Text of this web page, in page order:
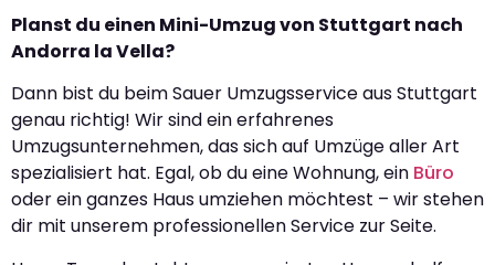
Planst du einen Mini-Umzug von Stuttgart nach
Andorra la Vella?
Dann bist du beim Sauer Umzugsservice aus Stuttgart
genau richtig! Wir sind ein erfahrenes
Umzugsunternehmen, das sich auf Umzüge aller Art
spezialisiert hat. Egal, ob du eine Wohnung, ein Büro
oder ein ganzes Haus umziehen möchtest – wir stehen
dir mit unserem professionellen Service zur Seite.